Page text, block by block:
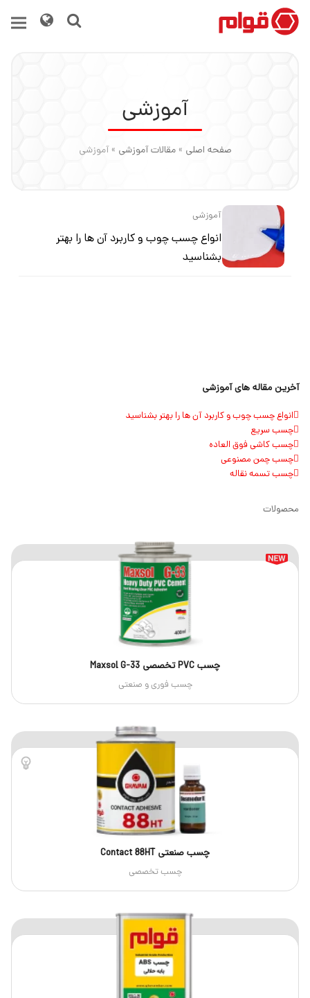
آموزشی
صفحه اصلی »مقالات آموزشی »آموزشی
آموزشی
انواع چسب چوب و کاربرد آن ها را بهتر
بشناسید
آخرین مقاله های آموزشی
انواع چسب چوب و کاربرد آن ها را بهتر بشناسید
چسب سریع
چسب کاشی فوق العاده
چسب چمن مصنوعی
چسب تسمه نقاله
محصولات
چسب PVC تخصصی Maxsol G-33
چسب فوری و صنعتی
چسب صنعتی Contact 88HT
چسب تخصصی